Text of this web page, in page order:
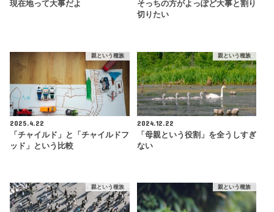
現在地って大事だよ
そっちの方がよっぽど大事と割り
切りたい
親という種族
2025.4.22
「チャイルド」と「チャイルドフ
ッド」という比較
親という種族
2024.12.22
「母親という役割」を全うしすぎ
ない
親という種族 親という種族